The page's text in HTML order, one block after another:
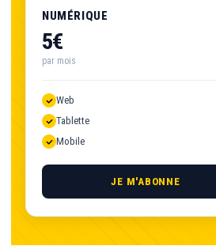
NUMÉRIQUE
5€
par mois
Web
Tablette
Mobile
JE M'ABONNE